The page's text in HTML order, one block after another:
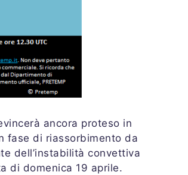
ancora proteso in
fase di riassorbimento da
dell’instabilità convettiva
di domenica 19 aprile.